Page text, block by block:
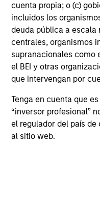
cuenta propia; o (c)
incluidos los
deuda pública a escala
centrales, organismos
supranacionales como
el BEI y otras
que intervengan por
Tenga en cuenta que
“inversor profesional”
el regulador del país
al sitio web.
PRESS RELEASE
Announces
Logistics
Morgan Stanley
investment funds